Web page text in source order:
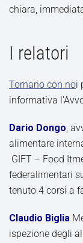
chiara,
I relatori
Tornano con noi
informativa
Dario Dongo,
alimentare
GIFT – Food
federalimentari
tenuto 4 corsi a
Claudio Biglia
ispezione degli